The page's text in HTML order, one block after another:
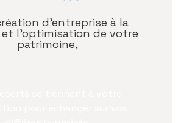
d’entreprise à la
l’optimisation de votre
patrimoine,